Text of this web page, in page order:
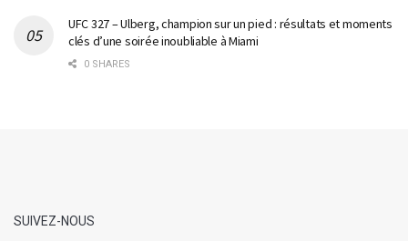
UFC 327 – Ulberg, champion sur un pied : résultats et moments
clés d’une soirée inoubliable à Miami
0 SHARES
SUIVEZ-NOUS